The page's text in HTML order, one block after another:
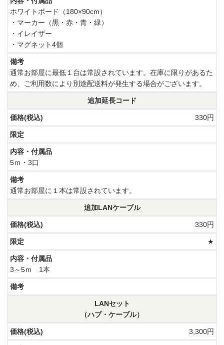
ホワイトボード（180×90cm）
・マーカー（黒・赤・青・緑）
・イレイザー
・マグネット4個
通常お部屋に最低１台は常設されています。在庫に限りがあるた
め、ご利用数により別途配送料が発生する場合がございます。
追加延長コード
330円
5ｍ・3口
通常お部屋に１本は常設されています。
追加LANケーブル
330円
★
3～5ｍ 1本
LANセット
（ハブ・ケーブル）
3,300円